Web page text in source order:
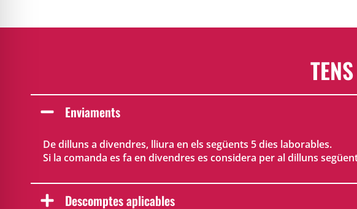
Enviaments
De dilluns a divendres, lliura en els següents 5 dies laborables.
Si la comanda es fa en divendres es considera per al dilluns
Descomptes aplicables